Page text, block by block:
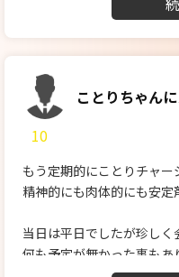
チュッチュしていたら、
お風呂では、あわあわで体
体はアツくなっていきベッ
ボルテージはMAXになっ
ベッドに移動して、うつぶ
ぬるぬるでとろけていきま
とろとろになりました。
そこから69、素股ともう意
そこからガマンできず吐き
サイコーです。
ことりちゃん
10
もう定期的にことりチャー
精神的にも肉体的にも安定
当日は平日でしたが珍しく
何も予定が無かった事もあ